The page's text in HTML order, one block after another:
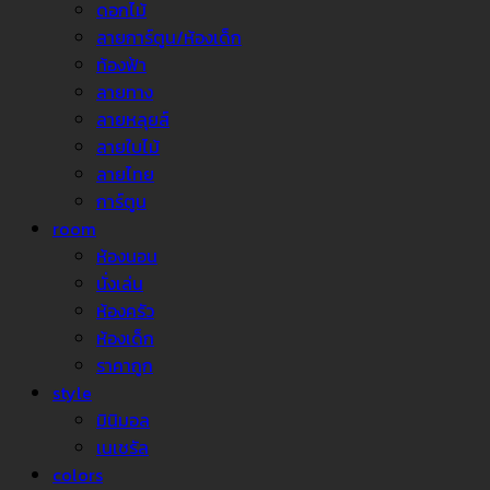
ดอกไม้
ลายการ์ตูน/ห้องเด็ก
ท้องฟ้า
ลายทาง
ลายหลุยส์
ลายใบไม้
ลายไทย
การ์ตูน
room
ห้องนอน
นั่งเล่น
ห้องครัว
ห้องเด็ก
ราคาถูก
style
มินิมอล
เนเชรัล
colors